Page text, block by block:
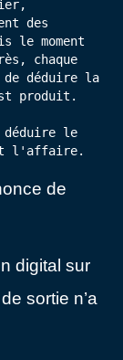
des
le moment
chaque
de déduire la
produit.
déduire le
l'affaire.
de
digital sur
sortie n’a